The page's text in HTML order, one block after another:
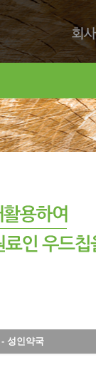
회사
성인약국